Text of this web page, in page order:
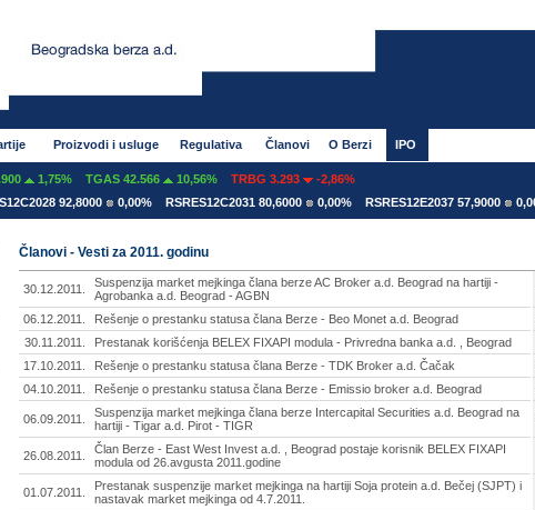
Proizvodi i usluge Regulativa Članovi O Berzi IPO
1,75% TGAS 42.566 10,56% TRBG 3.293
-2,86%
92,8000 0,00% RSRES12C2031 80,6000 0,00% RSRES12E2037 57,9000 0,00%
Članovi - Vesti za 2011. godinu
30.12.2011.
Suspenzija market mejkinga člana berze AC Broker a.d. Beograd na hartiji -
Agrobanka a.d. Beograd - AGBN
06.12.2011. Rešenje o prestanku statusa člana Berze - Beo Monet a.d. Beograd
30.11.2011.
Prestanak korišćenja BELEX FIXAPI modula - Privredna banka a.d. , Beograd
17.10.2011.
Rešenje o prestanku statusa člana Berze - TDK Broker a.d. Čačak
04.10.2011.
Rešenje o prestanku statusa člana Berze - Emissio broker a.d. Beograd
06.09.2011.
Suspenzija market mejkinga člana berze Intercapital Securities a.d. Beograd na
hartiji - Tigar a.d. Pirot - TIGR
26.08.2011.
Član Berze - East West Invest a.d. , Beograd postaje korisnik BELEX FIXAPI
modula od 26.avgusta 2011.godine
01.07.2011.
Prestanak suspenzije market mejkinga na hartiji Soja protein a.d. Bečej (SJPT) i
nastavak market mejkinga od 4.7.2011.